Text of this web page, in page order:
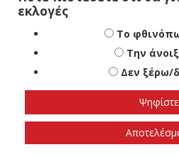
Δεν ξέρω/